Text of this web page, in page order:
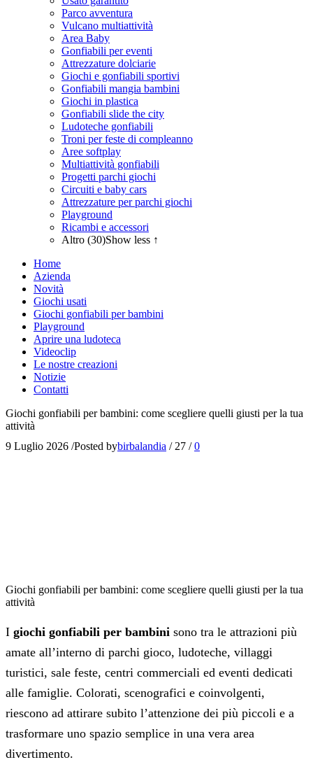
Parco avventura
Vulcano multiattività
Area Baby
Gonfiabili per eventi
Attrezzature dolciarie
Giochi e gonfiabili sportivi
Gonfiabili mangia bambini
Giochi in plastica
Gonfiabili slide the city
Ludoteche gonfiabili
Troni per feste di compleanno
Aree softplay
Multiattività gonfiabili
Progetti parchi giochi
Circuiti e baby cars
Attrezzature per parchi giochi
Playground
Ricambi e accessori
Altro (30)Show less ↑
Home
Azienda
Novità
Giochi usati
Giochi gonfiabili per bambini
Playground
Aprire una ludoteca
Videoclip
Le nostre creazioni
Notizie
Contatti
Giochi gonfiabili per bambini: come scegliere quelli giusti per la tua
attività
9 Luglio 2026 /Posted bybirbalandia / 27 / 0
Giochi gonfiabili per bambini: come scegliere quelli giusti per la tua
attività
I giochi gonfiabili per bambini sono tra le attrazioni più
amate all’interno di parchi gioco, ludoteche, villaggi
turistici, sale feste, centri commerciali ed eventi dedicati
alle famiglie. Colorati, scenografici e coinvolgenti,
riescono ad attirare subito l’attenzione dei più piccoli e a
trasformare uno spazio semplice in una vera area
divertimento.